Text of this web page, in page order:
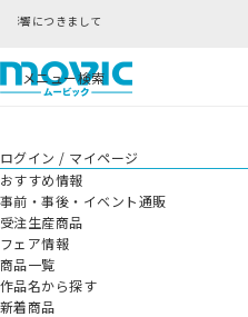
て
メニュー検索
ログイン / マイページ
おすすめ情報
事前・事後・イベント通販
受注生産商品
フェア情報
商品一覧
作品名から探す
新着商品